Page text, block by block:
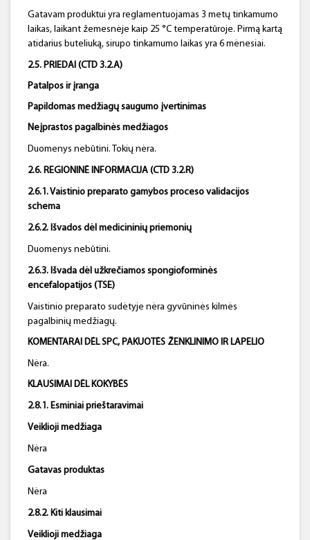
Gatavam produktui yra reglamentuojamas 3 metų tinkamumo
laikas, laikant žemesnėje kaip 25 °C temperatūroje. Pirmą kartą
atidarius buteliuką, sirupo tinkamumo laikas yra 6 mėnesiai.
2.5. PRIEDAI (CTD 3.2.A)
Patalpos ir įranga
Papildomas medžiagų saugumo įvertinimas
Neįprastos pagalbinės medžiagos
Duomenys nebūtini. Tokių nėra.
2.6. REGIONINĖ INFORMACIJA (CTD 3.2.R)
2.6.1. Vaistinio preparato gamybos proceso validacijos
schema
2.6.2. Išvados dėl medicininių priemonių
Duomenys nebūtini.
2.6.3. Išvada dėl užkrečiamos spongioforminės
encefalopatijos (TSE)
Vaistinio preparato sudėtyje nėra gyvūninės kilmės
pagalbinių medžiagų.
KOMENTARAI DĖL SPC, PAKUOTĖS ŽENKLINIMO IR LAPELIO
Nėra.
KLAUSIMAI DĖL KOKYBĖS
2.8.1. Esminiai prieštaravimai
Veiklioji medžiaga
Nėra
Gatavas produktas
Nėra
2.8.2. Kiti klausimai
Veiklioji medžiaga